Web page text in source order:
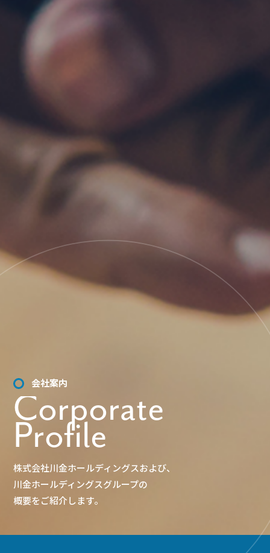
会社案内
Corporate
Profile
株式会社川金ホールディングスおよび、
川金ホールディングスグループの
概要をご紹介します。